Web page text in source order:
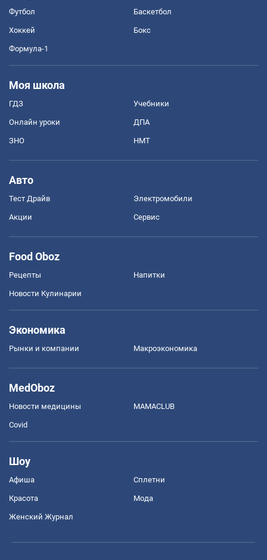
Футбол Баскетбол
Хоккей Бокс
Формула-1
Моя школа
ГДЗ Учебники
Онлайн уроки ДПА
ЗНО НМТ
Авто
Тест Драйв Электромобили
Акции Сервис
Food Oboz
Рецепты Напитки
Новости Кулинарии
Экономика
Рынки и компании Mакроэкономика
MedOboz
Новости медицины MAMACLUB
Covid
Шоу
Афиша Сплетни
Красота Мода
Женский Журнал